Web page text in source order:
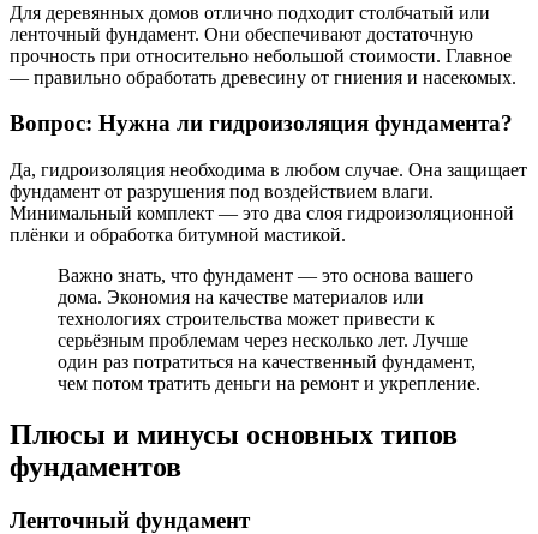
Для деревянных домов отлично подходит столбчатый или
ленточный фундамент. Они обеспечивают достаточную
прочность при относительно небольшой стоимости. Главное
— правильно обработать древесину от гниения и насекомых.
Вопрос: Нужна ли гидроизоляция фундамента?
Да, гидроизоляция необходима в любом случае. Она защищает
фундамент от разрушения под воздействием влаги.
Минимальный комплект — это два слоя гидроизоляционной
плёнки и обработка битумной мастикой.
Важно знать, что фундамент — это основа вашего
дома. Экономия на качестве материалов или
технологиях строительства может привести к
серьёзным проблемам через несколько лет. Лучше
один раз потратиться на качественный фундамент,
чем потом тратить деньги на ремонт и укрепление.
Плюсы и минусы основных типов
фундаментов
Ленточный фундамент